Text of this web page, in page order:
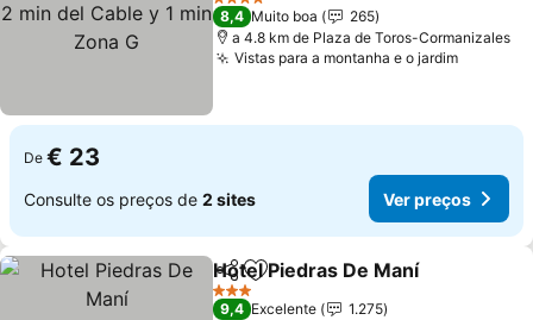
4 Estrelas
8,4 Muito boa
265
a 4.8 km de Plaza de Toros-Cormanizales
Vistas para a montanha e o jardim
De € 23
Consulte os preços de 2 sites Ver preços
PartilharAdicionar aos favoritos
Hotel Piedras De Maní
3 Estrelas
9,4 Excelente
1.275